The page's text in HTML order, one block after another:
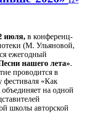
июля, в конференц-
(М. Ульяновой,
ежегодный
нашего лета».
проводится в
фестиваля «Как
на одной
школы авторской